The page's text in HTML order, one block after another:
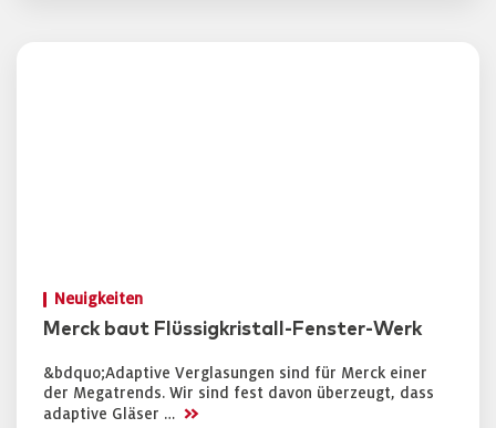
Neuigkeiten
Merck baut Flüssigkristall-Fenster-Werk
&bdquo;Adaptive Verglasungen sind für Merck einer
der Megatrends. Wir sind fest davon überzeugt, dass
adaptive Gläser … >>